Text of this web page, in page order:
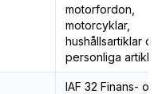
motorfordon,
motorcyklar,
hushållsartiklar
personliga
IAF 32 Finans-